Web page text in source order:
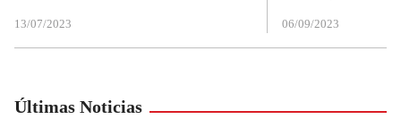
13/07/2023 06/09/2023
Últimas Noticias